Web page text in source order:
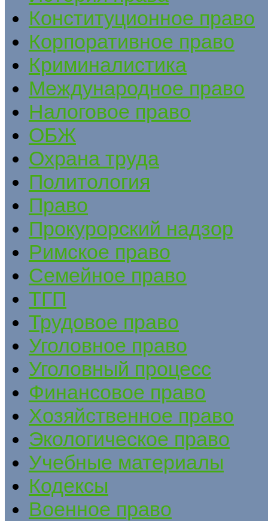
Конституционное право
Корпоративное право
Криминалистика
Международное право
Налоговое право
ОБЖ
Охрана труда
Политология
Право
Прокурорский надзор
Римское право
Семейное право
ТГП
Трудовое право
Уголовное право
Уголовный процесс
Финансовое право
Хозяйственное право
Экологическое право
Учебные материалы
Кодексы
Военное право